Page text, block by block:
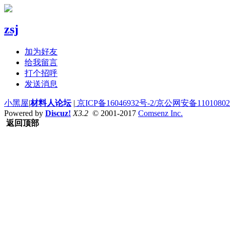
zsj
加为好友
给我留言
打个招呼
发送消息
小黑屋|材料人论坛 | 京ICP备16046932号-2/京公网安备
Powered by Discuz! X3.2 © 2001-2017 Comsenz Inc.
返回顶部